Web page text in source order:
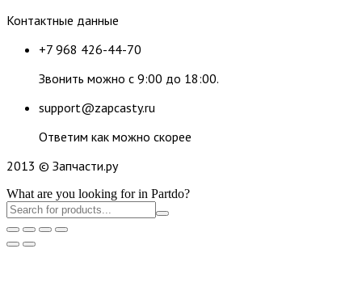
Контактные данные
+7 968 426-44-70
Звонить можно с 9:00 до 18:00.
support@zapcasty.ru
Ответим как можно скорее
2013 © Запчасти.ру
What are you looking for in Partdo?